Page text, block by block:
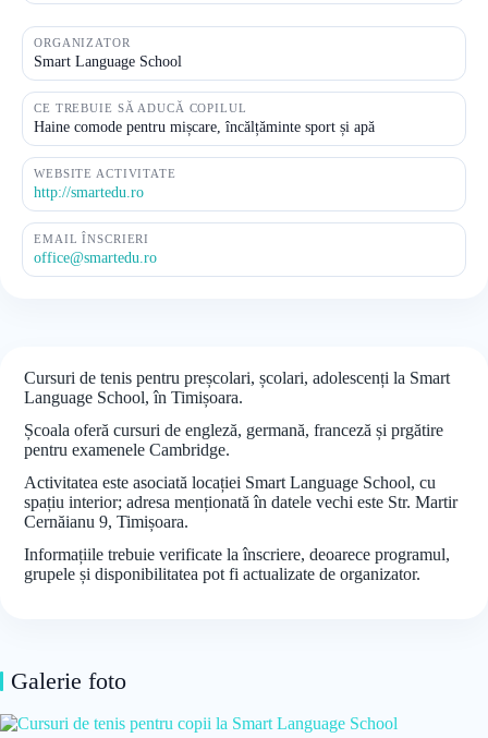
ORGANIZATOR
Smart Language School
CE TREBUIE SĂ ADUCĂ COPILUL
Haine comode pentru mișcare, încălțăminte sport și apă
WEBSITE ACTIVITATE
http://smartedu.ro
EMAIL ÎNSCRIERI
office@smartedu.ro
Cursuri de tenis pentru preșcolari, școlari, adolescenți la Smart
Language School, în Timișoara.
Școala oferă cursuri de engleză, germană, franceză și prgătire
pentru examenele Cambridge.
Activitatea este asociată locației Smart Language School, cu
spațiu interior; adresa menționată în datele vechi este Str. Martir
Cernăianu 9, Timișoara.
Informațiile trebuie verificate la înscriere, deoarece programul,
grupele și disponibilitatea pot fi actualizate de organizator.
Galerie foto